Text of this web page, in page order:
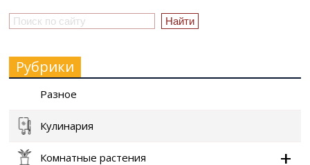
Рубрики
Разное
Кулинария
Комнатные растения